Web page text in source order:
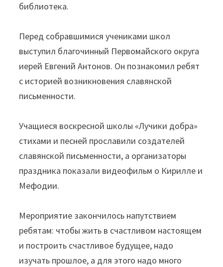
библиотека.
Перед собравшимися учениками школ
выступил благочинный Первомайского округа
иерей Евгений Антонов. Он познакомил ребят
с историей возникновения славянской
письменности.
Учащиеся воскресной школы «Лучики добра»
стихами и песней прославили создателей
славянской письменности, а организаторы
праздника показали видеофильм о Кирилле и
Мефодии.
Мероприятие закончилось напутствием
ребятам: чтобы жить в счастливом настоящем
и построить счастливое будущее, надо
изучать прошлое, а для этого надо много